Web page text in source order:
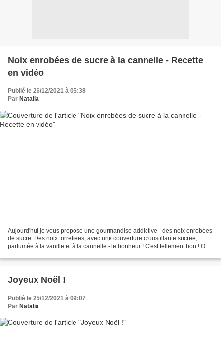
Noix enrobées de sucre à la cannelle - Recette
en vidéo
Publié le 26/12/2021 à 05:38
Par Natalia
Aujourd'hui je vous propose une gourmandise addictive - des noix enrobées
de sucre. Des noix torréfiées, avec une couverture croustillante sucrée,
parfumée à la vanille et à la cannelle - le bonheur ! C'est tellement bon ! On
Joyeux Noël !
Publié le 25/12/2021 à 09:07
Par Natalia